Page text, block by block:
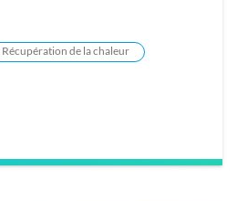
Récupération de la chaleur